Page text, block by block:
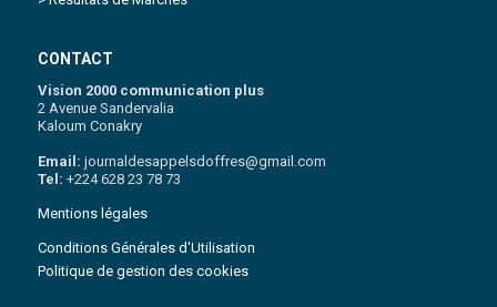
CONTACT
Vision 2000 communication plus
2 Avenue Sandervalia
Kaloum Conakry
Email:journaldesappelsdoffres@gmail.com
Tel:+224 628 23 78 73
Mentions légales
Conditions Générales d'Utilisation
Politique de gestion des cookies